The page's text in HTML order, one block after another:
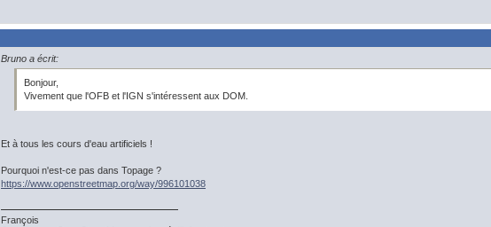
Bruno a écrit:
Bonjour,
Vivement que l'OFB et l'IGN s'intéressent aux DOM.
Et à tous les cours d'eau artificiels !
Pourquoi n'est-ce pas dans Topage ?
https://www.openstreetmap.org/way/996101038
François